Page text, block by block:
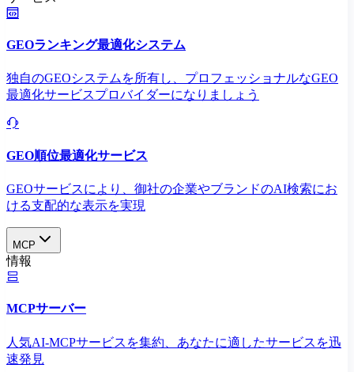
GEOランキング最適化システム
独自のGEOシステムを所有し、プロフェッショナルなGEO
最適化サービスプロバイダーになりましょう
GEO順位最適化サービス
GEOサービスにより、御社の企業やブランドのAI検索にお
ける支配的な表示を実現​
MCP
情報
MCPサーバー
人気AI-MCPサービスを集約、あなたに適したサービスを迅
速発見